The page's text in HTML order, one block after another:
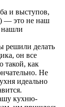
и выступов,
— это не наш
нашли
решили делать
он все
такой, как
Не
идеально
кухню-